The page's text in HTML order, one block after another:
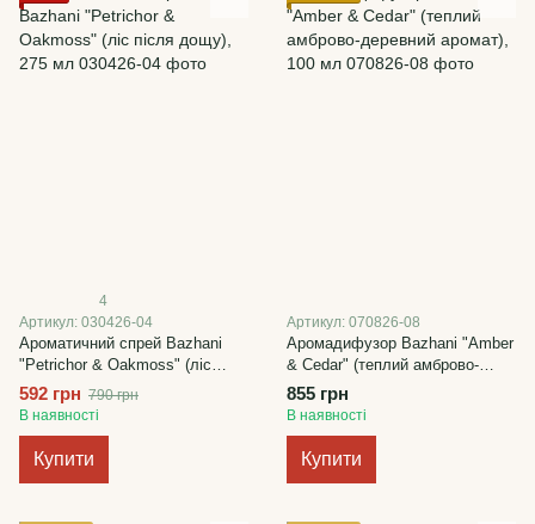
4
Артикул: 030426-04
Ароматичний спрей Bazhani
"Petrichor & Oakmoss" (ліс
після дощу), 275 мл
592 грн 790 грн
В наявності
Купити
Артикул: 070826-08
Аромадифузор Bazhani "Amber
& Cedar" (теплий амброво-
деревний аромат), 100 мл
855 грн
В наявності
Купити